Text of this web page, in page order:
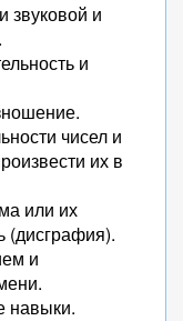
звуковой и
и
чисел и
их в
или их
(дисграфия).
и
навыки.